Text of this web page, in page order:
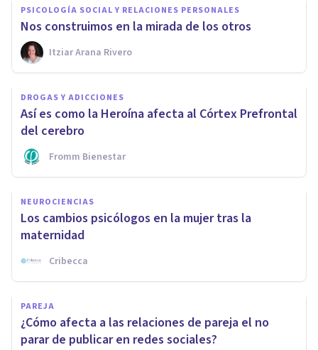
PSICOLOGÍA SOCIAL Y RELACIONES PERSONALES
Nos construimos en la mirada de los otros
Itziar Arana Rivero
DROGAS Y ADICCIONES
Así es como la Heroína afecta al Córtex Prefrontal
del cerebro
Fromm Bienestar
NEUROCIENCIAS
Los cambios psicólogos en la mujer tras la
maternidad
Cribecca
PAREJA
¿Cómo afecta a las relaciones de pareja el no
parar de publicar en redes sociales?